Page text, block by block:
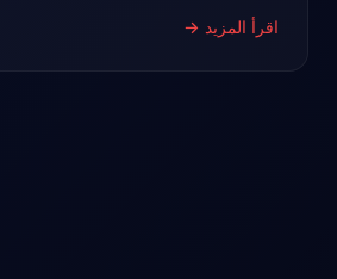
اقرأ المزيد →